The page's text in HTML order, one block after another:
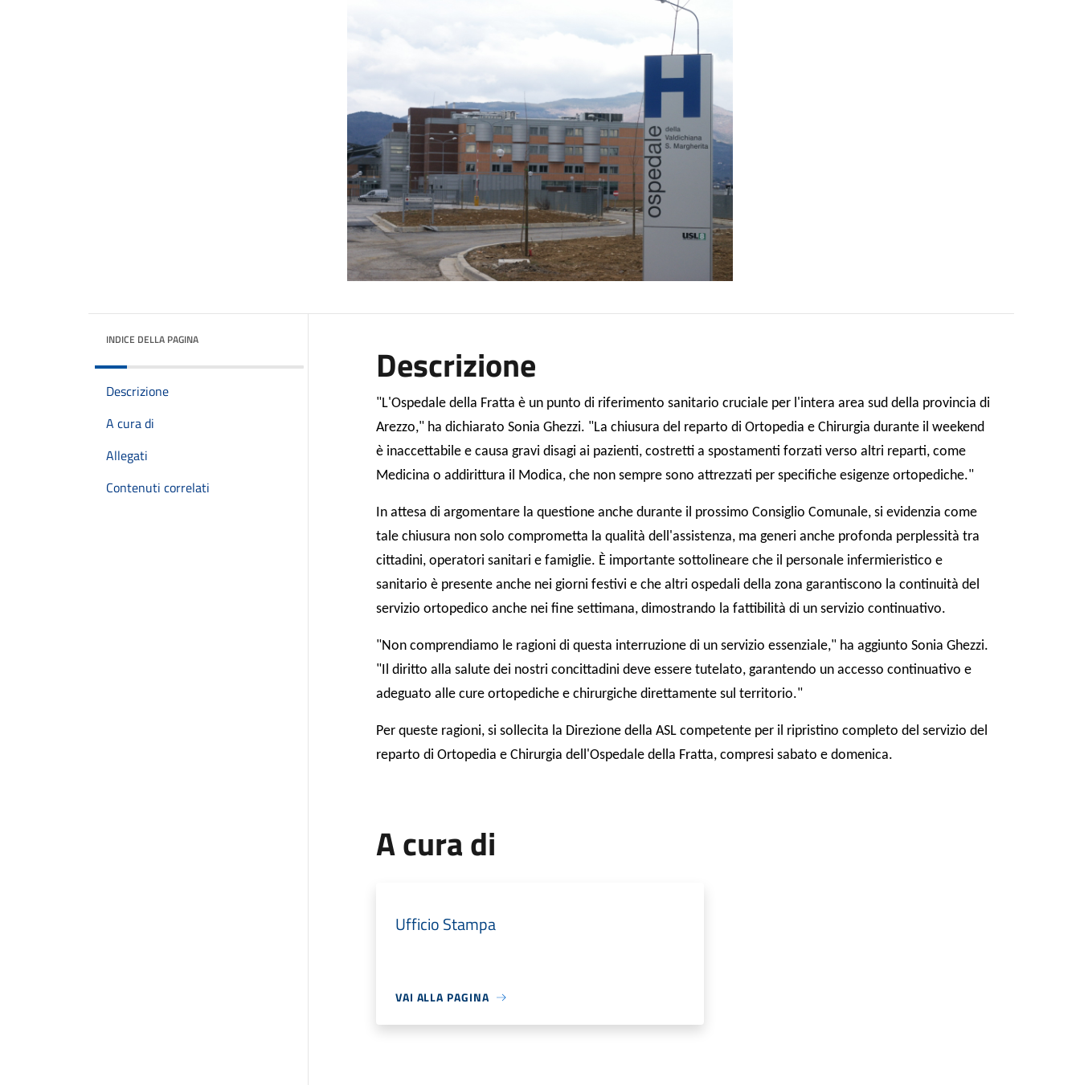
INDICE DELLA PAGINA
Descrizione
A cura di
Allegati
Contenuti correlati
Descrizione
"L'Ospedale della Fratta è un punto di riferimento sanitario cruciale per l'intera area sud della provincia di
Arezzo," ha dichiarato Sonia Ghezzi. "La chiusura del reparto di Ortopedia e Chirurgia durante il weekend
è inaccettabile e causa gravi disagi ai pazienti, costretti a spostamenti forzati verso altri reparti, come
Medicina o addirittura il Modica, che non sempre sono attrezzati per specifiche esigenze ortopediche."
In attesa di argomentare la questione anche durante il prossimo Consiglio Comunale, si evidenzia come
tale chiusura non solo comprometta la qualità dell'assistenza, ma generi anche profonda perplessità tra
cittadini, operatori sanitari e famiglie. È importante sottolineare che il personale infermieristico e
sanitario è presente anche nei giorni festivi e che altri ospedali della zona garantiscono la continuità del
servizio ortopedico anche nei fine settimana, dimostrando la fattibilità di un servizio continuativo.
"Non comprendiamo le ragioni di questa interruzione di un servizio essenziale," ha aggiunto Sonia Ghezzi.
"Il diritto alla salute dei nostri concittadini deve essere tutelato, garantendo un accesso continuativo e
adeguato alle cure ortopediche e chirurgiche direttamente sul territorio."
Per queste ragioni, si sollecita la Direzione della ASL competente per il ripristino completo del servizio del
reparto di Ortopedia e Chirurgia dell'Ospedale della Fratta, compresi sabato e domenica.
A cura di
Ufficio Stampa
VAI ALLA PAGINA